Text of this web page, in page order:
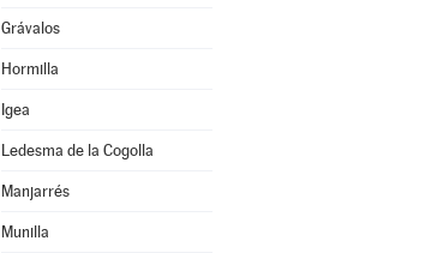
Grávalos
Hormilla
Igea
Ledesma de la Cogolla
Manjarrés
Munilla